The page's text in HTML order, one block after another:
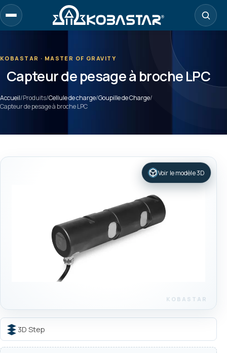
Aller
au
contenu
KOBASTAR · MASTER OF GRAVITY
Capteur de pesage à broche LPC
Accueil/Produits/Cellule de charge/Goupille de Charge/
Capteur de pesage à broche LPC
Voir le modèle 3D
3D Step